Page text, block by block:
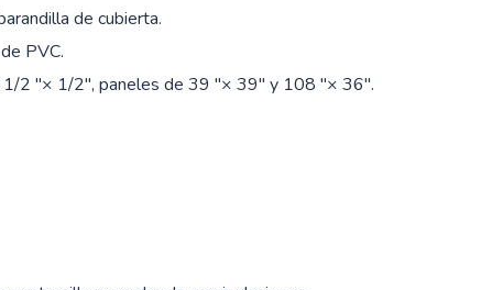
de cubierta.
PVC.
1/2 "× 1/2", paneles de 39 "× 39" y 108 "× 36".